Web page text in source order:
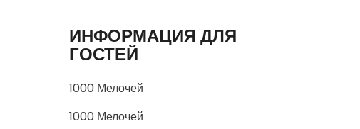
ИНФОРМАЦИЯ ДЛЯ
ГОСТЕЙ
1000 Мелочей
1000 Мелочей